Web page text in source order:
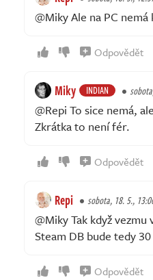
@Miky Ale na PC nemá
Odpovědět
Miky INDIAN
@Repi To sice nemá,
Zkrátka to není fér.
Odpovědět
Repi sobota, 18. 5.,
@Miky Tak když vezmu
Steam DB bude tedy
Odpovědět